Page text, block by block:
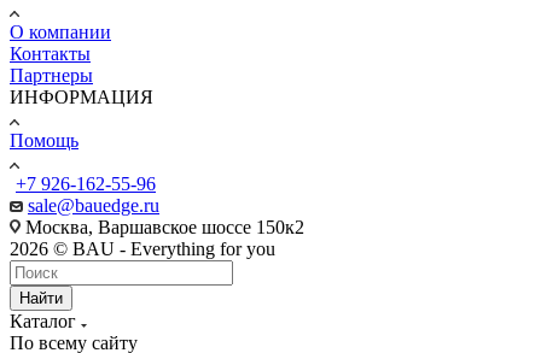
О компании
Контакты
Партнеры
ИНФОРМАЦИЯ
Помощь
+7 926-162-55-96
sale@bauedge.ru
Москва, Варшавское шоссе 150к2
2026 © BAU - Everything for you
Найти
Каталог
По всему сайту